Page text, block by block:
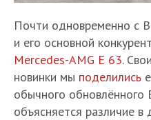
Почти одновременно с
и его основной
Mercedes-AMG E 63.
новинки мы поделились
обычного обновлённого
объясняется различие в